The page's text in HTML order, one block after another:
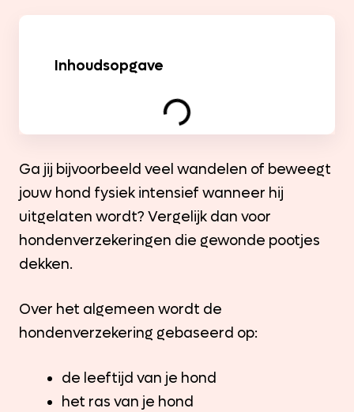
Inhoudsopgave
Ga jij bijvoorbeeld veel wandelen of beweegt
jouw hond fysiek intensief wanneer hij
uitgelaten wordt? Vergelijk dan voor
hondenverzekeringen die gewonde pootjes
dekken.
Over het algemeen wordt de
hondenverzekering gebaseerd op:
de leeftijd van je hond
het ras van je hond